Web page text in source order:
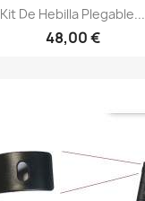
Kit De Hebilla Plegable...
48,00 €